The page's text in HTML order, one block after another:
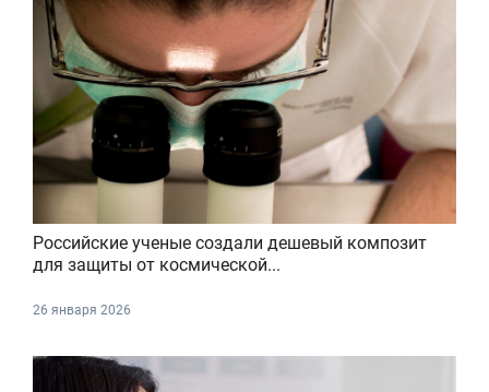
Российские ученые создали дешевый композит
для защиты от космической...
26 января 2026